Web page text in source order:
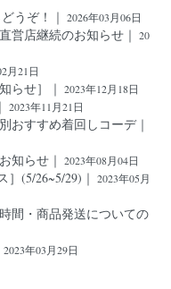
うぞ！｜ 2026年03月06日
営店継続のお知らせ｜ 20
月21日
らせ］｜ 2023年12月18日
2023年11月21日
おすすめ着回しコーデ｜
知らせ｜ 2023年08月04日
(5/26~5/29)｜ 2023年05月
間・商品発送についての
2023年03月29日